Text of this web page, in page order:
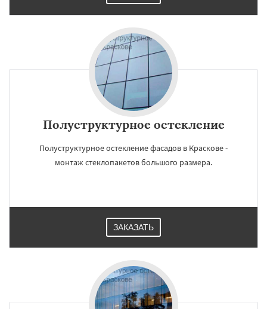
Полуструктурное остекление
Полуструктурное остекление фасадов в Краскове -
монтаж стеклопакетов большого размера.
ЗАКАЗАТЬ